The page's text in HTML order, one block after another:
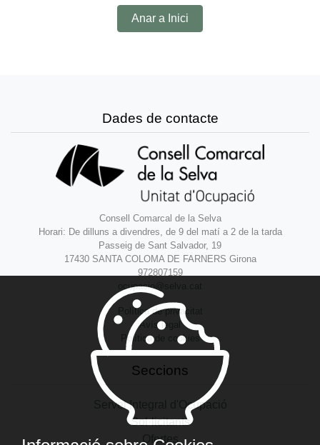
Anar a Inici
Dades de contacte
Consell Comarcal de la Selva
Horari: De dilluns a divendres, de 9 del matí a 2 de la tarda
Passeig de Sant Salvador, 19
17430 SANTA COLOMA DE FARNERS Girona
972807159
ocupacio@selva.cat
Política de privacitat
Avís legal
Política de cookies
Seccions
Servei Integral d'Ocupació
Sol·licitants
Ofertes